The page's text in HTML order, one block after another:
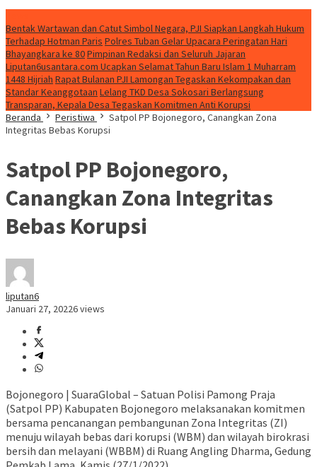
Bentak Wartawan dan Catut Simbol Negara, PJI Siapkan Langkah Hukum
Terhadap Hotman Paris Polres Tuban Gelar Upacara Peringatan Hari
Bhayangkara ke 80Pimpinan Redaksi dan Seluruh Jajaran
Liputan6usantara.com Ucapkan Selamat Tahun Baru Islam 1 Muharram
1448 Hijriah Rapat Bulanan PJI Lamongan Tegaskan Kekompakan dan
Standar Keanggotaan Lelang TKD Desa Sokosari Berlangsung
Transparan, Kepala Desa Tegaskan Komitmen Anti Korupsi
Beranda
Peristiwa
Satpol PP Bojonegoro, Canangkan Zona
Integritas Bebas Korupsi
Satpol PP Bojonegoro,
Canangkan Zona Integritas
Bebas Korupsi
liputan6
Januari 27, 20226 views
Bojonegoro | SuaraGlobal – Satuan Polisi Pamong Praja
(Satpol PP) Kabupaten Bojonegoro melaksanakan komitmen
bersama pencanangan pembangunan Zona Integritas (ZI)
menuju wilayah bebas dari korupsi (WBM) dan wilayah birokrasi
bersih dan melayani (WBBM) di Ruang Angling Dharma, Gedung